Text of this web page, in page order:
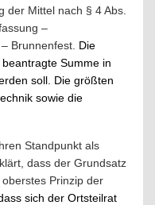
der Mittel nach § 4 Abs.
–
Brunnenfest. Die
Summe in
soll. Die größten
sowie die
Standpunkt als
dass der Grundsatz
Prinzip der
sich der Ortsteilrat